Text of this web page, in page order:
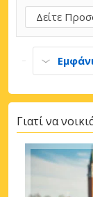
Δείτε
Γιατί να